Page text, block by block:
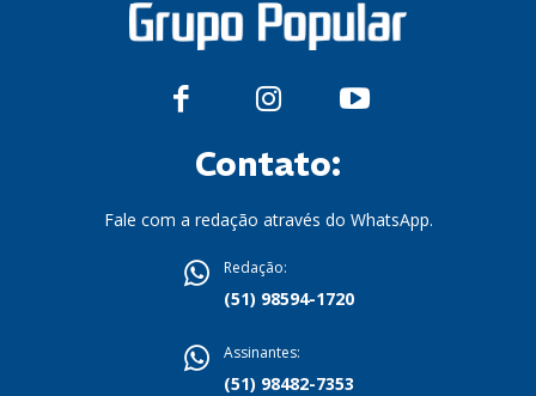
Contato:
Fale com a redação através do WhatsApp.
Redação:
(51) 98594-1720
Assinantes:
(51) 98482-7353